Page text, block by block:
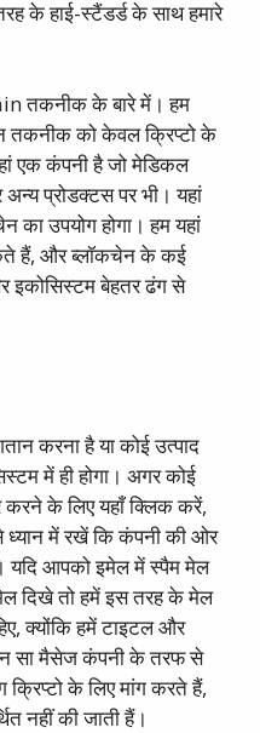
के हाई-स्टैंडर्ड के साथ हमारे
तकनीक के बारे में। हम
तकनीक को केवल क्रिप्टो के
एक कंपनी है जो मेडिकल
अन्य प्रोडक्टस पर भी। यहां
का उपयोग होगा। हम यहां
हैं, और ब्लॉकचेन के कई
इकोसिस्टम बेहतर ढंग से
करना है या कोई उत्पाद
में ही होगा। अगर कोई
के लिए यहाँ क्लिक करें,
ध्यान में रखें कि कंपनी की ओर
यदि आपको इमेल में स्पैम मेल
दिखे तो हमें इस तरह के मेल
क्योंकि हमें टाइटल और
सा मैसेज कंपनी के तरफ से
के लिए मांग करते हैं,
नहीं की जाती हैं।